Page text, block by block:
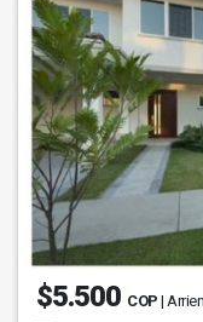
$5.500 COP |